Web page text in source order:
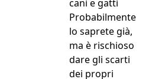
cani e gatti
Probabilmente
lo saprete già,
ma è rischioso
dare gli scarti
dei propri